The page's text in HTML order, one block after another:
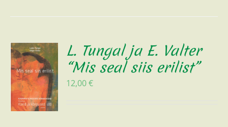
L. Tungal ja E. Valter
“Mis seal siis erilist”
12,00€